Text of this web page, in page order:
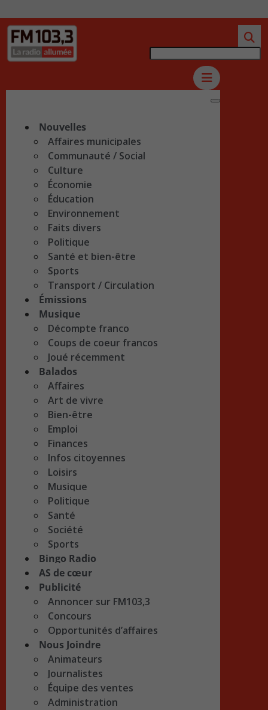
Nouvelles
Affaires municipales
Communauté / Social
Culture
Économie
Éducation
Environnement
Faits divers
Politique
Santé et bien-être
Sports
Transport / Circulation
Émissions
Musique
Décompte franco
Coups de coeur francos
Joué récemment
Balados
Affaires
Art de vivre
Bien-être
Emploi
Finances
Infos citoyennes
Loisirs
Musique
Politique
Santé
Société
Sports
Bingo Radio
AS de cœur
Publicité
Annoncer sur FM103,3
Concours
Opportunités d’affaires
Nous Joindre
Animateurs
Journalistes
Équipe des ventes
Administration